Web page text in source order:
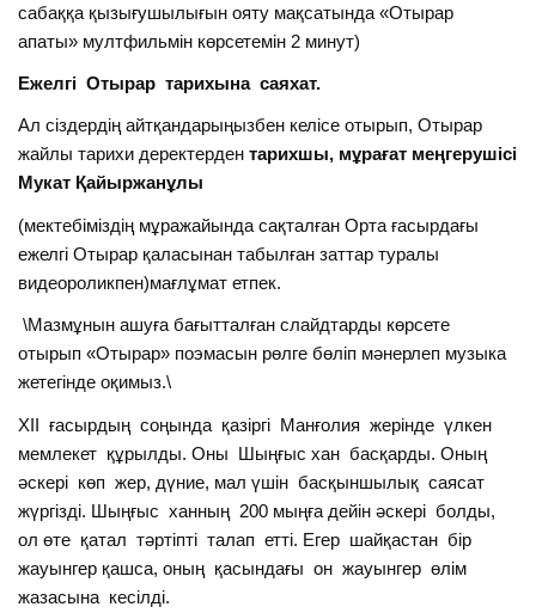
сабаққа қызығушылығын ояту мақсатында «Отырар
апаты» мултфильмін көрсетемін 2 минут)
Ежелгі Отырар тарихына саяхат.
Ал сіздердің айтқандарыңызбен келісе отырып, Отырар
жайлы тарихи деректерден тарихшы, мұрағат меңгерушісі
Мукат Қайыржанұлы
(мектебіміздің мұражайында сақталған Орта ғасырдағы
ежелгі Отырар қаласынан табылған заттар туралы
видеороликпен)мағлұмат етпек.
\Мазмұнын ашуға бағытталған слайдтарды көрсете
отырып «Отырар» поэмасын рөлге бөліп мәнерлеп музыка
жетегінде оқимыз.\
ХІІ ғасырдың соңында қазіргі Манғолия жерінде үлкен
мемлекет құрылды. Оны Шыңғыс хан басқарды. Оның
әскері көп жер, дүние, мал үшін басқыншылық саясат
жүргізді. Шыңғыс ханның 200 мыңға дейін әскері болды,
ол өте қатал тәртіпті талап етті. Егер шайқастан бір
жауынгер қашса, оның қасындағы он жауынгер өлім
жазасына кесілді.